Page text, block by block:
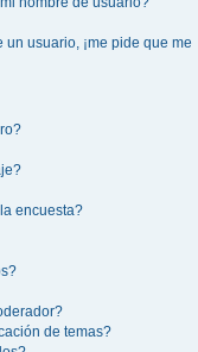
usuario, ¡me pide que me
encuesta?
de temas?